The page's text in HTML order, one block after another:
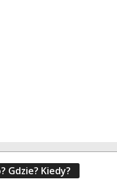
Gdzie? Kiedy?